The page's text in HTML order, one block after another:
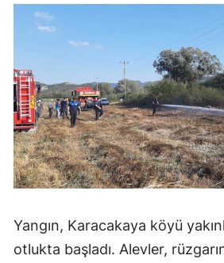
Yangın, Karacakaya köyü
otlukta başladı. Alevler,